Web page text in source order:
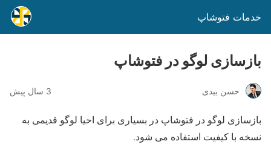
خدمات فتوشاپ
بازسازی لوگو در فتوشاپ
حسن بیدی 3 سال پیش
بازسازی لوگو در فتوشاپ در بسیاری برای احیا لوگو قدیمی به
نسخه با کیفیت استفاده می شود.